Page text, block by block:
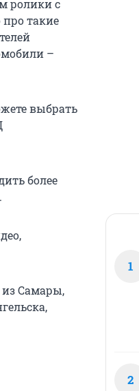
ролики с
про такие
–
выбрать
более
из Самары,
1
2